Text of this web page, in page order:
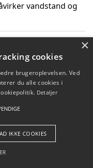
vandstand og
Aps
×
cookies
brugeroplevelsen. Ved
du alle cookies i
Detaljer
IKKE COOKIES